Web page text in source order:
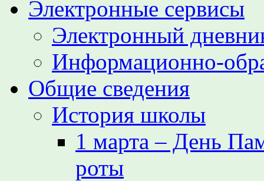
Электронные сервисы
Электронный
Информационно-
Общие сведения
История школы
1 марта – День
роты